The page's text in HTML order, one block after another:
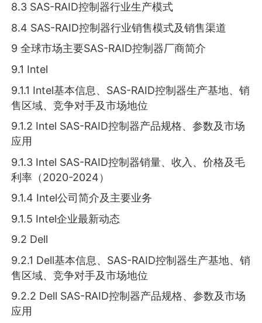
8.3 SAS-RAID控制器行业生产模式
8.4 SAS-RAID控制器行业销售模式及销售渠道
9 全球市场主要SAS-RAID控制器厂商简介
9.1 Intel
9.1.1 Intel基本信息、SAS-RAID控制器生产基地、销
售区域、竞争对手及市场地位
9.1.2 Intel SAS-RAID控制器产品规格、参数及市场
应用
9.1.3 Intel SAS-RAID控制器销量、收入、价格及毛
利率（2020-2024）
9.1.4 Intel公司简介及主要业务
9.1.5 Intel企业最新动态
9.2 Dell
9.2.1 Dell基本信息、SAS-RAID控制器生产基地、销
售区域、竞争对手及市场地位
9.2.2 Dell SAS-RAID控制器产品规格、参数及市场
应用